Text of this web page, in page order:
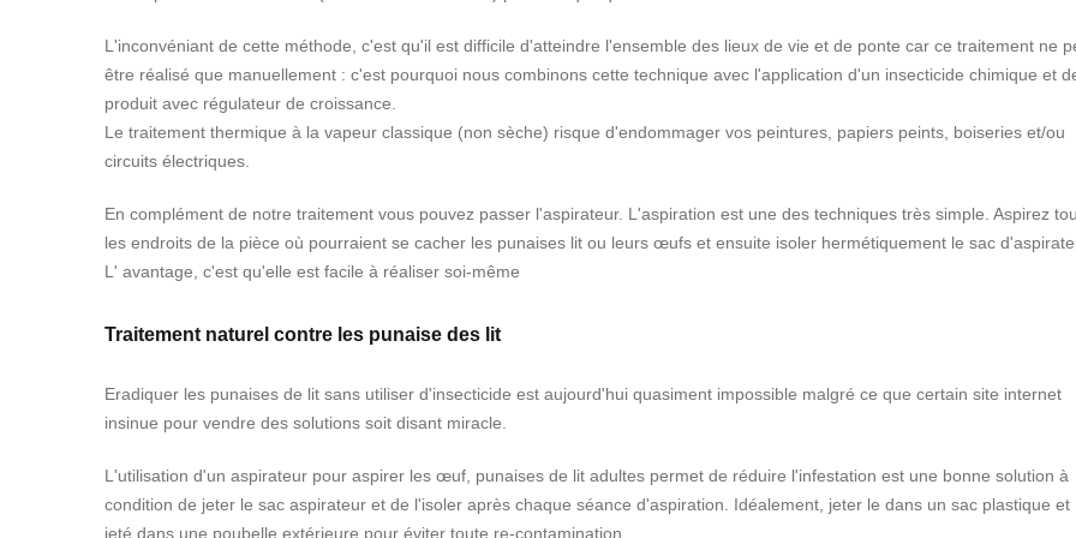
L'inconvéniant de cette méthode, c'est qu'il est difficile d'atteindre l'ensemble des lieux de vie et de ponte car ce traitement ne
être réalisé que manuellement : c'est pourquoi nous combinons cette technique avec l'application d'un insecticide chimique et
produit avec régulateur de croissance.
Le traitement thermique à la vapeur classique (non sèche) risque d'endommager vos peintures, papiers peints, boiseries et/ou
circuits électriques.
En complément de notre traitement vous pouvez passer l'aspirateur. L'aspiration est une des techniques très simple. Aspirez
les endroits de la pièce où pourraient se cacher les punaises lit ou leurs œufs et ensuite isoler hermétiquement le sac
L' avantage, c'est qu'elle est facile à réaliser soi-même
Traitement naturel contre les punaise des lit
Eradiquer les punaises de lit sans utiliser d'insecticide est aujourd'hui quasiment impossible malgré ce que certain site internet
insinue pour vendre des solutions soit disant miracle.
L'utilisation d'un aspirateur pour aspirer les œuf, punaises de lit adultes permet de réduire l'infestation est une bonne solution à
condition de jeter le sac aspirateur et de l'isoler après chaque séance d'aspiration. Idéalement, jeter le dans un sac plastique et
jeté dans une poubelle extérieure pour éviter toute re-contamination.